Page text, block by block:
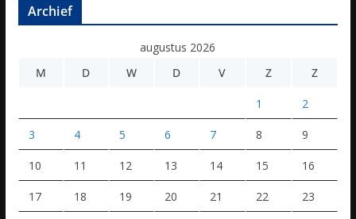
Archief
augustus 2026
M
D W D V Z Z
1 2
3 4 5 6 7 8 9
10 11 12 13 14 15 16
17 18 19 20 21 22 23